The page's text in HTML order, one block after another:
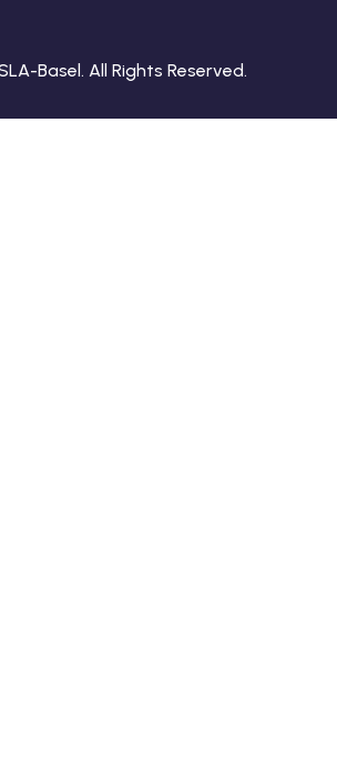
Basel. All Rights Reserved.​